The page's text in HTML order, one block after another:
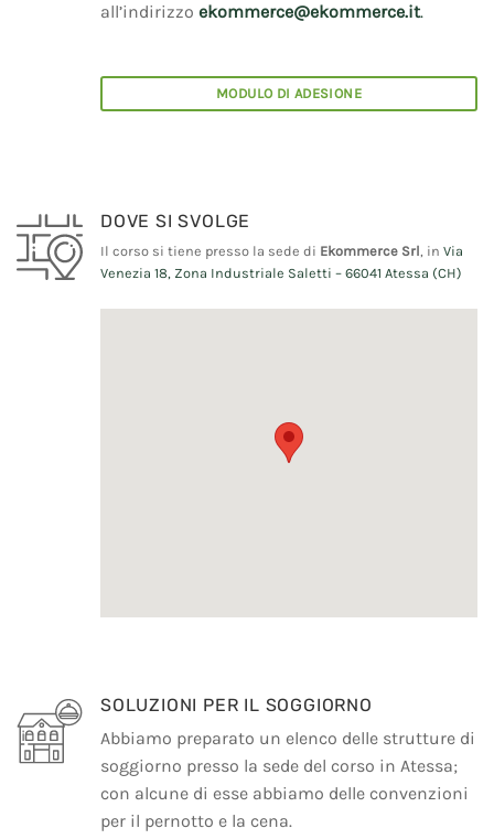
all’indirizzo ekommerce@ekommerce.it.
MODULO DI ADESIONE
DOVE SI SVOLGE
Il corso si tiene presso la sede di Ekommerce Srl , in Via
Venezia 18, Zona Industriale Saletti – 66041 Atessa (CH)
SOLUZIONI PER IL SOGGIORNO
Abbiamo preparato un elenco delle strutture di
soggiorno presso la sede del corso in Atessa;
con alcune di esse abbiamo delle convenzioni
per il pernotto e la cena.